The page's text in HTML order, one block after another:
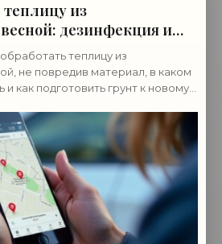
теплицу из
дезинфекция и
теплицу из
не повредив материал, в каком
и как подготовить грунт к новому